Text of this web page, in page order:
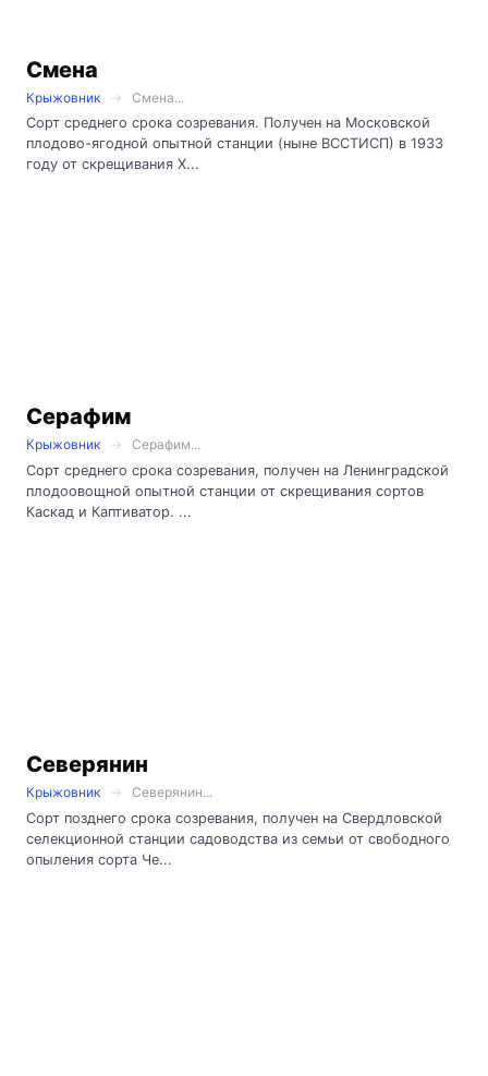
Смена
Крыжовник
Смена...
Сорт среднего срока созревания. Получен на Московской
плодово-ягодной опытной станции (ныне ВССТИСП) в 1933
году от скрещивания Х...
Серафим
Крыжовник
Серафим...
Сорт среднего срока созревания, получен на Ленинградской
плодоовощной опытной станции от скрещивания сортов
Каскад и Каптиватор. ...
Северянин
Крыжовник
Северянин...
Сорт позднего срока созревания, получен на Свердловской
селекционной станции садоводства из семьи от свободного
опыления сорта Че...